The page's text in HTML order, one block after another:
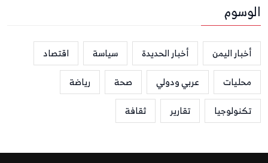
الوسوم
أخبار اليمن أخبار الحديدة سياسة
اقتصاد
محليات
عربي ودولي صحة
رياضة
تكنولوجيا
تقارير ثقافة